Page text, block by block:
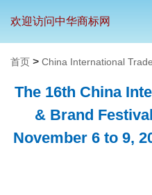
欢迎访问中华商标网
首页 > China International
The 16th China
& Brand
November 6 to 9,